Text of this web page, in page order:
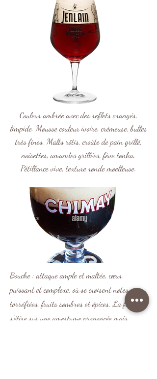
Couleur ambrée avec des reflets orangés,
limpide. Mousse couleur ivoire, crémeuse, bulles
très fines. Malts rôtis, croûte de pain grillé,
noisettes, amandes grillées, fève tonka.
Pétillance vive, texture ronde moelleuse.
Bouche : attaque ample et maltée, cœur
puissant et complexe, où se croisent notes
torréfiées, fruits sombres et épices. La finale
s'étire sur une amertume prononcée mais